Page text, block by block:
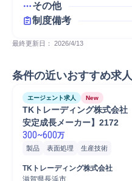
その他
制度備考
最終更新日： 2026/4/13
条件の近いおすすめ求人
エージェント求人 New
TKトレーディング株式会社
安定成長メーカー】2172
300~600万
製品 表面処理 生産技術
TKトレーディング株式会社
滋賀県長浜市